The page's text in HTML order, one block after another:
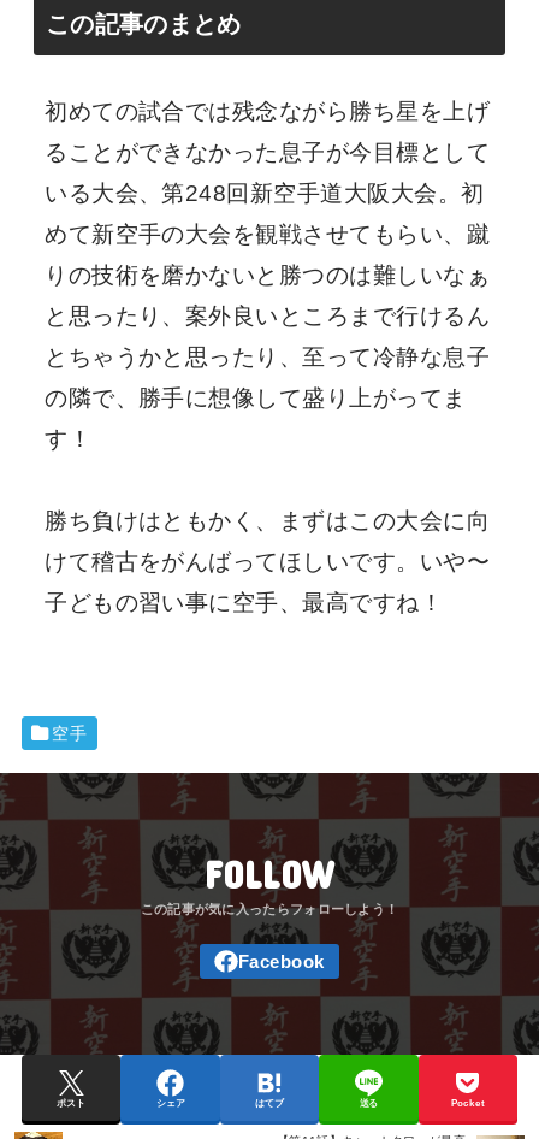
この記事のまとめ
初めての試合では残念ながら勝ち星を上げ
ることができなかった息子が今目標として
いる大会、第248回新空手道大阪大会。初
めて新空手の大会を観戦させてもらい、蹴
りの技術を磨かないと勝つのは難しいなぁ
と思ったり、案外良いところまで行けるん
とちゃうかと思ったり、至って冷静な息子
の隣で、勝手に想像して盛り上がってま
す！
勝ち負けはともかく、まずはこの大会に向
けて稽古をがんばってほしいです。いや〜
子どもの習い事に空手、最高ですね！
空手
FOLLOW
ポスト シェア はてブ 送る Pocket